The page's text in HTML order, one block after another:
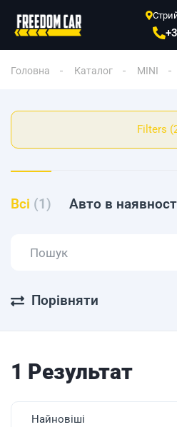
Головна Каталог MINI
Всі (1) Авто в
Порівняти
1 Результат
Найновіші